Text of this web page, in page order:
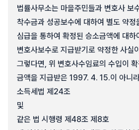
법률사무소는 마을주민들과 변호사 보
착수금과 성공보수에 대하여 별도 약정
심급을 통하여 확정된 승소금액에 대하
변호사보수로 지급받기로 약정한 사실
그렇다면, 위 변호사수임료의 수입이
금액을 지급받은 1997. 4. 15.이 아니
소득세법 제24조
및
같은 법 시행령 제48조 제8호